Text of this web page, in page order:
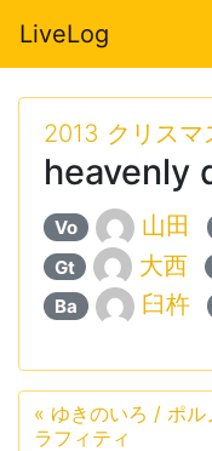
LiveLog
2013 クリスマ
heavenly
Vo 山田
Gt 大西
Ba 臼杵
« ゆきのいろ / ポル
ラフィティ